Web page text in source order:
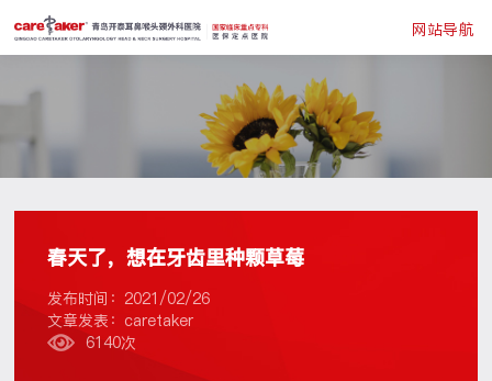
网站导航
春天了，想在牙齿里种颗草莓
发布时间：2021/02/26
文章发表：caretaker
6140次